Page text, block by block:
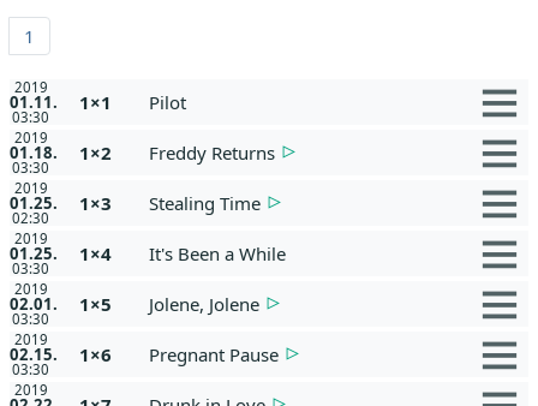
1
2019
01.11.
03:30
1×1 Pilot
2019
01.18.
03:30
1×2 Freddy Returns
2019
01.25.
02:30
1×3 Stealing Time
2019
01.25.
03:30
1×4 It's Been a While
2019
02.01.
03:30
1×5 Jolene, Jolene
2019
02.15.
03:30
1×6 Pregnant Pause
2019